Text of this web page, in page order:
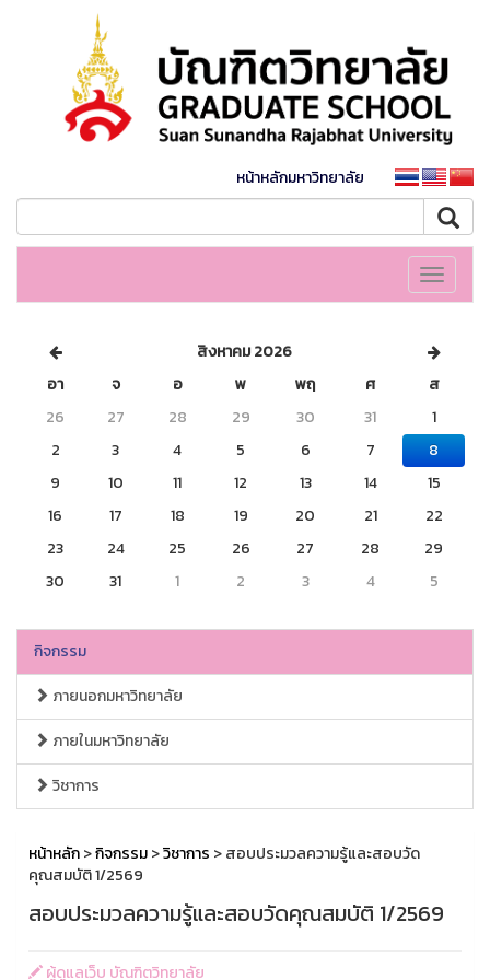
หน้าหลักมหาวิทยาลัย
Toggle
สิงหาคม 2026
อา
จ อ พ พฤ ศ
ส
26
27 28 29 30 31
1
2
3 4 5 6 7
8
9
10 11 12 13 14
15
16
17 18 19 20 21
22
23
24 25 26 27 28
29
30
31 1 2 3 4 5
กิจกรรม
ภายนอกมหาวิทยาลัย
ภายในมหาวิทยาลัย
วิชาการ
หน้าหลัก>กิจกรรม>วิชาการ > สอบประมวลความรู้และสอบวัด
คุณสมบัติ 1/2569
สอบประมวลความรู้และสอบวัดคุณสมบัติ 1/2569
ผู้ดูแลเว็บ บัณฑิตวิทยาลัย